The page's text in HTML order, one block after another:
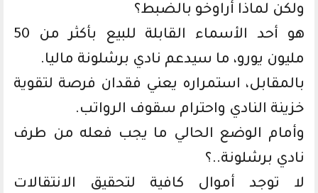
ولكن لماذا أراوخو بالضبط؟
هو أحد الأسماء القابلة للبيع بأكثر من 50
مليون يورو، ما سيدعم نادي برشلونة ماليا.
بالمقابل، استمراره يعني فقدان فرصة لتقوية
خزينة النادي واحترام سقوف الرواتب.
وأمام الوضع الحالي ما يجب فعله من طرف
نادي برشلونة..؟
لا توجد أموال كافية لتحقيق الانتقالات